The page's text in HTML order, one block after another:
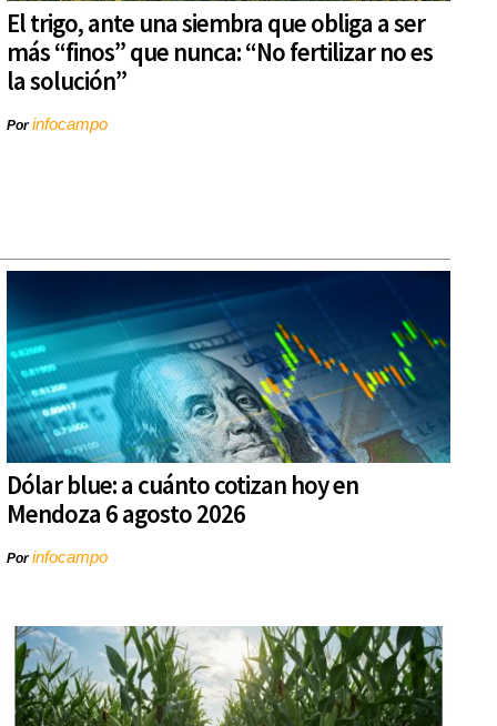
El trigo, ante una siembra que obliga a ser
más “finos” que nunca: “No fertilizar no es
la solución”
Porinfocampo
Dólar blue: a cuánto cotizan hoy en
Mendoza 6 agosto 2026
Porinfocampo